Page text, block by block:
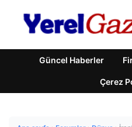
Güncel Haberler
Çerez